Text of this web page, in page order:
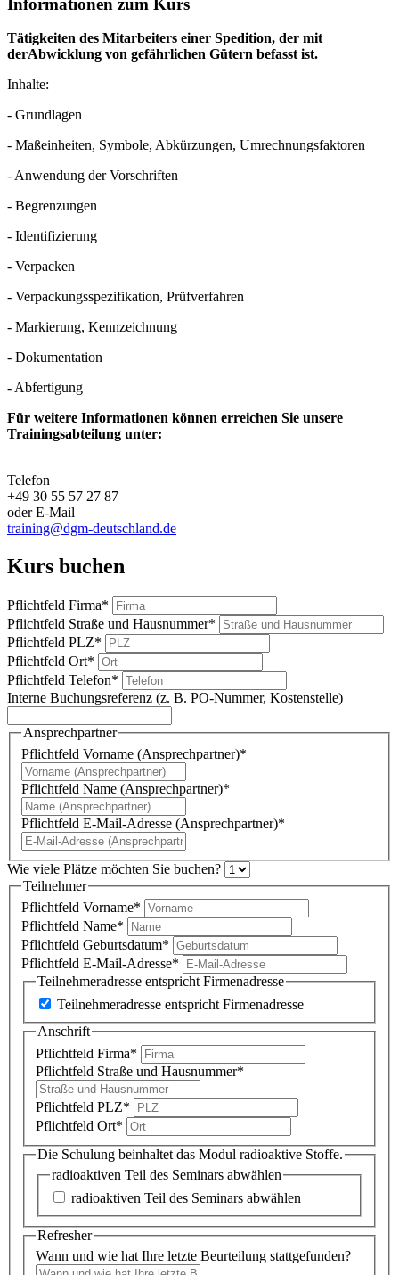
Tätigkeiten des Mitarbeiters einer Spedition, der mit
derAbwicklung von gefährlichen Gütern befasst ist.
Inhalte:
- Grundlagen
- Maßeinheiten, Symbole, Abkürzungen, Umrechnungsfaktoren
- Anwendung der Vorschriften
- Begrenzungen
- Identifizierung
- Verpacken
- Verpackungsspezifikation, Prüfverfahren
- Markierung, Kennzeichnung
- Dokumentation
- Abfertigung
Für weitere Informationen können erreichen Sie unsere
Trainingsabteilung unter:
Telefon
+49 30 55 57 27 87
oder E-Mail
training@dgm-deutschland.de
Kurs buchen
Pflichtfeld Firma*
Pflichtfeld Straße und Hausnummer*
Pflichtfeld PLZ*
Pflichtfeld Ort*
Pflichtfeld Telefon*
Interne Buchungsreferenz (z. B. PO-Nummer, Kostenstelle)
Ansprechpartner
Pflichtfeld Vorname (Ansprechpartner)*
Pflichtfeld Name (Ansprechpartner)*
Pflichtfeld E-Mail-Adresse (Ansprechpartner)*
Wie viele Plätze möchten Sie buchen?
Teilnehmer
Pflichtfeld Vorname*
Pflichtfeld Name*
Pflichtfeld Geburtsdatum*
Pflichtfeld E-Mail-Adresse*
Teilnehmeradresse entspricht Firmenadresse
Teilnehmeradresse entspricht Firmenadresse
Anschrift
Pflichtfeld Firma*
Pflichtfeld Straße und Hausnummer*
Pflichtfeld PLZ*
Pflichtfeld Ort*
Die Schulung beinhaltet das Modul radioaktive Stoffe.
radioaktiven Teil des Seminars abwählen
radioaktiven Teil des Seminars abwählen
Refresher
Wann und wie hat Ihre letzte Beurteilung stattgefunden?